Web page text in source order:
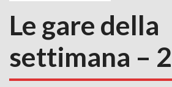
Le gare della
settimana –